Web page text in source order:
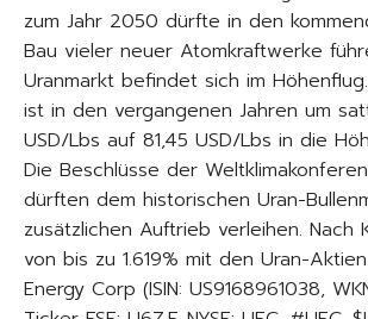
zum Jahr 2050 dürfte in den
Bau vieler neuer Atomkraftwerke
Uranmarkt befindet sich im
ist in den vergangenen Jahren um
USD/Lbs auf 81,45 USD/Lbs in die
Die Beschlüsse der
dürften dem historischen Uran-
zusätzlichen Auftrieb verleihen. Nach
von bis zu 1.619% mit den Uran-
Energy Corp (ISIN: US9168961038,